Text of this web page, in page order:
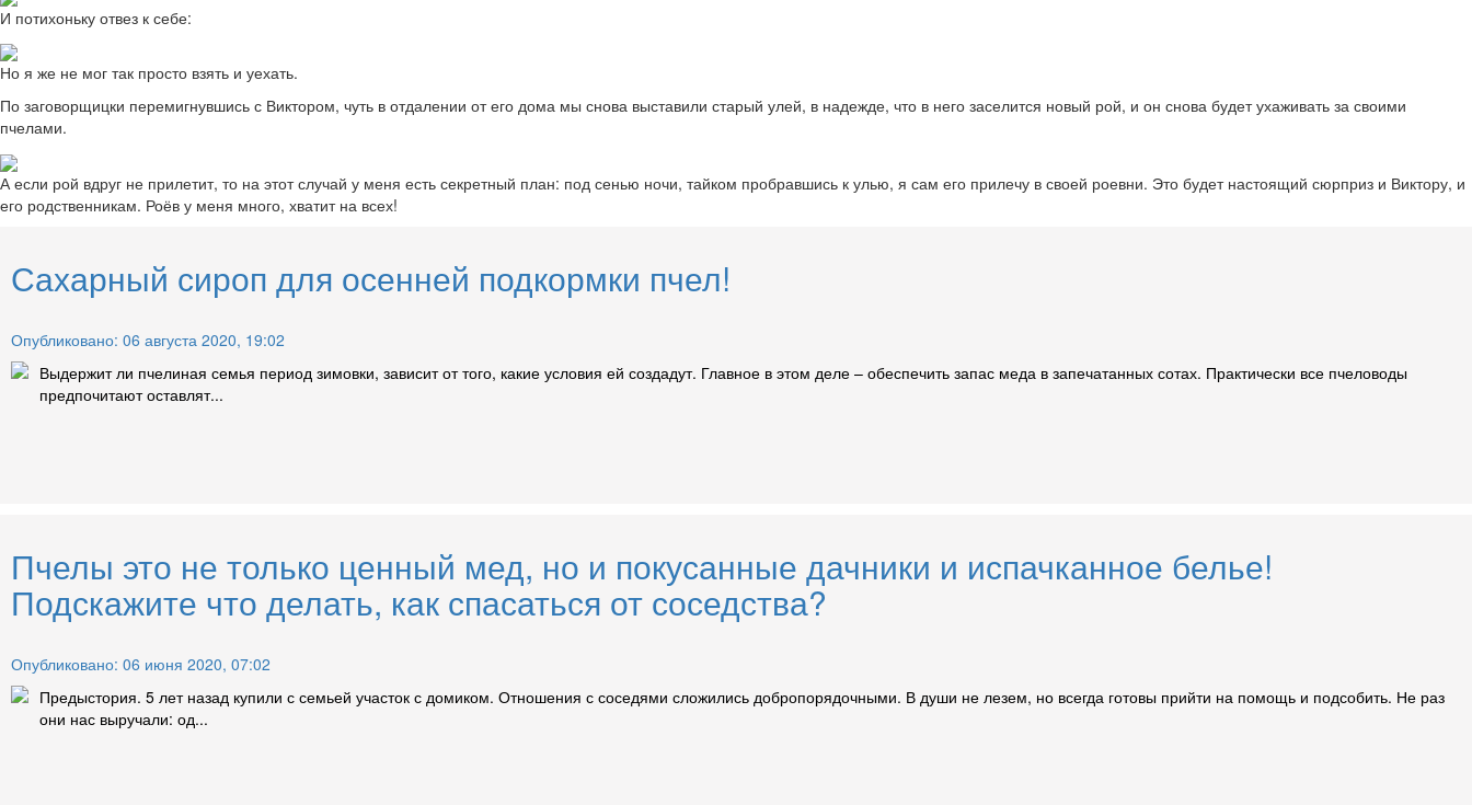
И потихоньку отвез к себе:
Но я же не мог так просто взять и уехать.
По заговорщицки перемигнувшись с Виктором, чуть в отдалении от его дома мы снова выставили старый улей, в надежде, что в него заселится новый рой, и он снова будет ухаживать за своими
пчелами.
А если рой вдруг не прилетит, то на этот случай у меня есть секретный план: под сенью ночи, тайком пробравшись к улью, я сам его прилечу в своей роевни. Это будет настоящий сюрприз и Виктору, и
его родственникам. Роёв у меня много, хватит на всех!
Сахарный сироп для осенней подкормки пчел!
Опубликовано: 06 августа 2020, 19:02
Выдержит ли пчелиная семья период зимовки, зависит от того, какие условия ей создадут. Главное в этом деле – обеспечить запас меда в запечатанных сотах. Практически все пчеловоды
предпочитают оставлят...
Пчелы это не только ценный мед, но и покусанные дачники и испачканное белье!
Подскажите что делать, как спасаться от соседства?
Опубликовано: 06 июня 2020, 07:02
Предыстория. 5 лет назад купили с семьей участок с домиком. Отношения с соседями сложились добропорядочными. В души не лезем, но всегда готовы прийти на помощь и подсобить. Не раз
они нас выручали: од...